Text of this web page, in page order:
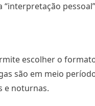
escolher o
são em meio
e noturnas.